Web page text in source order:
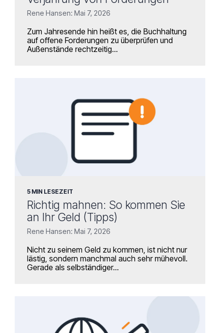
Rene Hansen: Mai 7, 2026
Zum Jahresende hin heißt es, die Buchhaltung
auf offene Forderungen zu überprüfen und
Außenstände rechtzeitig...
5 MIN LESEZEIT
Richtig mahnen: So kommen Sie
an Ihr Geld (Tipps)
Rene Hansen: Mai 7, 2026
Nicht zu seinem Geld zu kommen, ist nicht nur
lästig, sondern manchmal auch sehr mühevoll.
Gerade als selbständiger...